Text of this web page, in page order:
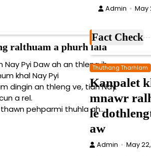
ralthuam a phurh lala
Pyi Daw ah an thleng ih,
khal Nay Pyi
dingin an thleng ve, tiah Nay
a rel.
pehparmi thuhla ah…
Admin May
Fact Check
Thuthang Tharhlam
Kanpalet
mnawr
le
aw
Admin May